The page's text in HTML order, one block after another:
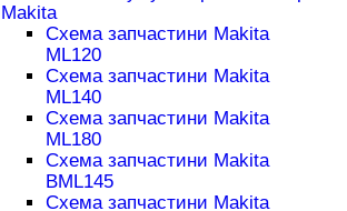
Makita
Схема запчастини Makita
ML120
Схема запчастини Makita
ML140
Схема запчастини Makita
ML180
Схема запчастини Makita
BML145
Схема запчастини Makita